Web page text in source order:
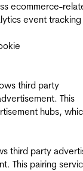
ecommerce-
event tracking
third party
This
hubs,
third party
This pairing